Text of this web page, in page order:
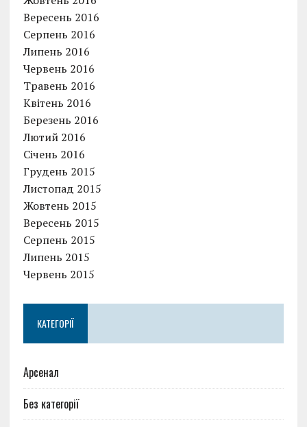
Вересень 2016
Серпень 2016
Липень 2016
Червень 2016
Травень 2016
Квітень 2016
Березень 2016
Лютий 2016
Січень 2016
Грудень 2015
Листопад 2015
Жовтень 2015
Вересень 2015
Серпень 2015
Липень 2015
Червень 2015
КАТЕГОРІЇ
Арсенал
Без категорії